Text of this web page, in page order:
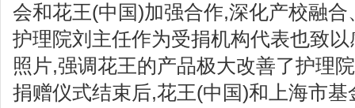
会和花王(中国)加强合作,深化产校融
护理院刘主任作为受捐机构代表也致
照片,强调花王的产品极大改善了护理
捐赠仪式结束后,花王(中国)和上海市